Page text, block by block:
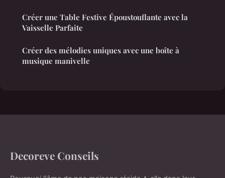
Créer une Table Festive Époustouflante avec la
Vaisselle Parfaite
Créer des mélodies uniques avec une boîte à
musique manivelle
Decoreve Conseils